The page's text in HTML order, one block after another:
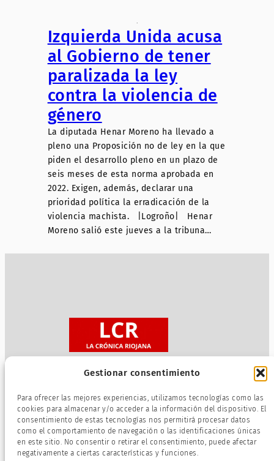
Gestionar consentimiento
Para ofrecer las mejores experiencias, utilizamos tecnologías como las
cookies para almacenar y/o acceder a la información del dispositivo. El
consentimiento de estas tecnologías nos permitirá procesar datos
como el comportamiento de navegación o las identificaciones únicas
en este sitio. No consentir o retirar el consentimiento, puede afectar
negativamente a ciertas características y funciones.
.
Izquierda Unida acusa
al Gobierno de tener
paralizada la ley
contra la violencia de
género
La diputada Henar Moreno ha llevado a
pleno una Proposición no de ley en la que
piden el desarrollo pleno en un plazo de
seis meses de esta norma aprobada en
2022. Exigen, además, declarar una
prioridad política la erradicación de la
violencia machista. |Logroño| Henar
Moreno salió este jueves a la tribuna…
Política de privacidad
Términos de servicio
Política de cookies